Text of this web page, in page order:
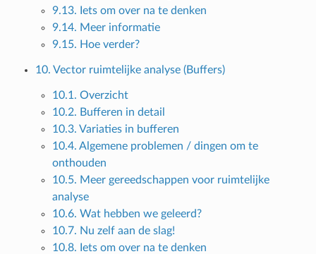
9.13. Iets om over na te denken
9.14. Meer informatie
9.15. Hoe verder?
10. Vector ruimtelijke analyse (Buffers)
10.1. Overzicht
10.2. Bufferen in detail
10.3. Variaties in bufferen
10.4. Algemene problemen / dingen om te
onthouden
10.5. Meer gereedschappen voor ruimtelijke
analyse
10.6. Wat hebben we geleerd?
10.7. Nu zelf aan de slag!
10.8. Iets om over na te denken